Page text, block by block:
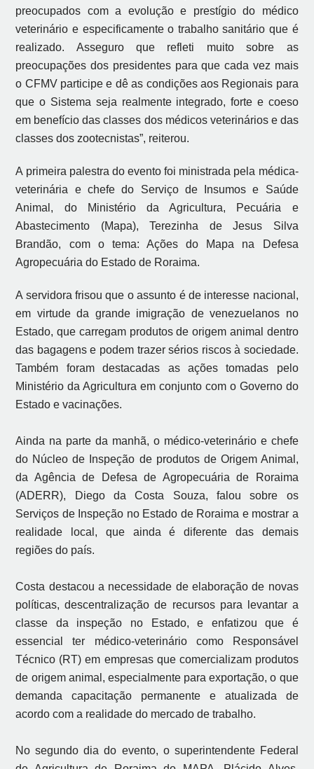
preocupados com a evolução e prestígio do médico
veterinário e especificamente o trabalho sanitário que é
realizado. Asseguro que refleti muito sobre as
preocupações dos presidentes para que cada vez mais
o CFMV participe e dê as condições aos Regionais para
que o Sistema seja realmente integrado, forte e coeso
em benefício das classes dos médicos veterinários e das
classes dos zootecnistas”, reiterou.
A primeira palestra do evento foi ministrada pela médica-
veterinária e chefe do Serviço de Insumos e Saúde
Animal, do Ministério da Agricultura, Pecuária e
Abastecimento (Mapa), Terezinha de Jesus Silva
Brandão, com o tema: Ações do Mapa na Defesa
Agropecuária do Estado de Roraima.
A servidora frisou que o assunto é de interesse nacional,
em virtude da grande imigração de venezuelanos no
Estado, que carregam produtos de origem animal dentro
das bagagens e podem trazer sérios riscos à sociedade.
Também foram destacadas as ações tomadas pelo
Ministério da Agricultura em conjunto com o Governo do
Estado e vacinações.
Ainda na parte da manhã, o médico-veterinário e chefe
do Núcleo de Inspeção de produtos de Origem Animal,
da Agência de Defesa de Agropecuária de Roraima
(ADERR), Diego da Costa Souza, falou sobre os
Serviços de Inspeção no Estado de Roraima e mostrar a
realidade local, que ainda é diferente das demais
regiões do país.
Costa destacou a necessidade de elaboração de novas
políticas, descentralização de recursos para levantar a
classe da inspeção no Estado, e enfatizou que é
essencial ter médico-veterinário como Responsável
Técnico (RT) em empresas que comercializam produtos
de origem animal, especialmente para exportação, o que
demanda capacitação permanente e atualizada de
acordo com a realidade do mercado de trabalho.
No segundo dia do evento, o superintendente Federal